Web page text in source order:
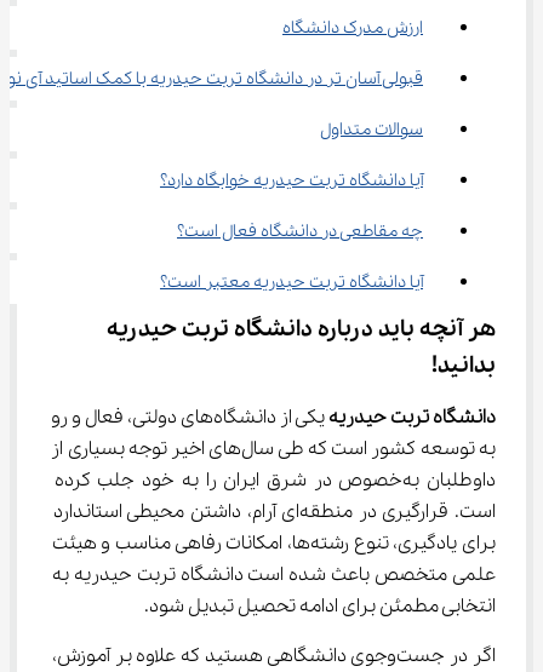
ارزش مدرک دانشگاه
قبولی آسان‌ تر در دانشگاه تربت حیدریه با کمک اساتید آی نو
سوالات متداول
آیا دانشگاه تربت حیدریه خوابگاه دارد؟
چه مقاطعی در دانشگاه فعال است؟
آیا دانشگاه تربت حیدریه معتبر است؟
هر آنچه باید درباره دانشگاه تربت حیدریه
بدانید!
دانشگاه تربت حیدریه
یکی از دانشگاه‌های دولتی، فعال و رو
به توسعه کشور است که طی سال‌های اخیر توجه بسیاری از
داوطلبان به‌خصوص در شرق ایران را به خود جلب کرده
است. قرارگیری در منطقه‌ای آرام، داشتن محیطی استاندارد
برای یادگیری، تنوع رشته‌ها، امکانات رفاهی مناسب و هیئت
علمی متخصص باعث شده است دانشگاه تربت حیدریه به
انتخابی مطمئن برای ادامه تحصیل تبدیل شود.
اگر در جست‌وجوی دانشگاهی هستید که علاوه بر آموزش،